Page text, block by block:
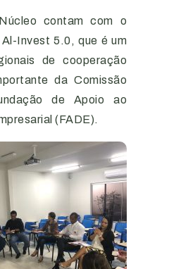
contam com o
Invest 5.0, que é um
de cooperação
da Comissão
de Apoio ao
(FADE).